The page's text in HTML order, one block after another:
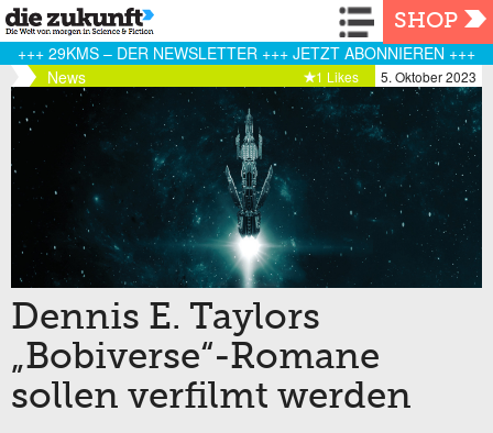
Navigation
SHOP
+++ 29KMS – DER NEWSLETTER +++ JETZT ABONNIEREN +++
News
5. Oktober 2023
1 Likes
Dennis E. Taylors
„Bobiverse“-Romane
sollen verfilmt werden